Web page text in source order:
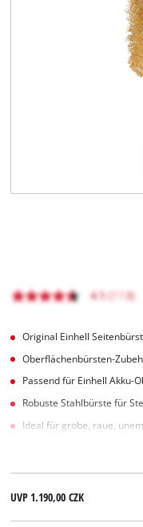
Original Einhell
Oberflächenbürsten-
Passend für Einhell Akku-
Robuste Stahlbürste für
Ideal für grobe, raue,
UVP1.190,00 CZK